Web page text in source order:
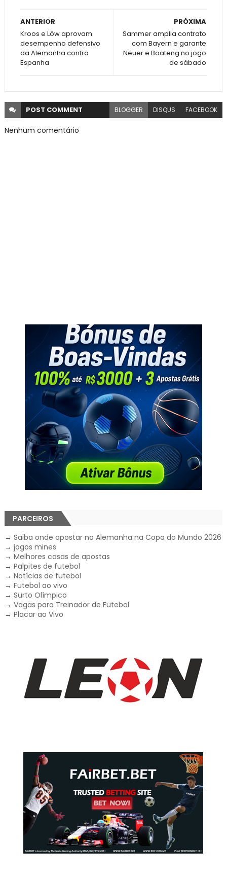
PRÓXIMA
Sammer amplia contrato
com Bayern e garante
Neuer e Boateng no jogo
de sábado
ANTERIOR
Kroos e Löw aprovam
desempenho defensivo
da Alemanha contra
Espanha
POST COMMENT BLOGGER DISQUS FACEBOOK
Nenhum comentário
PARCEIROS
→ Saiba onde apostar na Alemanha na Copa do Mundo 2026
→ jogos mines
→ Melhores casas de apostas
→ Palpites de futebol
→ Notícias de futebol
→ Futebol ao vivo
→ Surto Olímpico
→ Vagas para Treinador de Futebol
→ Placar ao Vivo